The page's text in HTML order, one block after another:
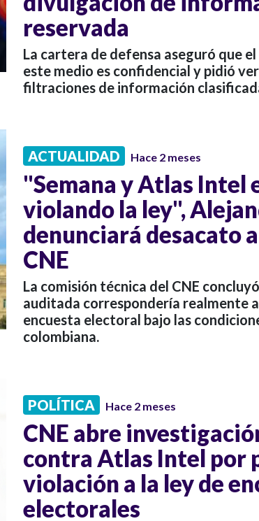
reservada
La cartera de defensa aseguró que
este medio es confidencial y pidió
filtraciones de información
ACTUALIDAD Hace 2 meses
"Semana y Atlas Intel
violando la ley",
denunciará desacato
CNE
La comisión técnica del CNE
auditada correspondería realmente a
encuesta electoral bajo las
colombiana.
POLÍTICA Hace 2 meses
CNE abre
contra Atlas Intel por
violación a la ley de
electorales